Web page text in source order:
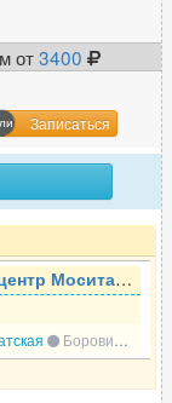
от3400
Записаться
Моситалмед »
Боровицкая